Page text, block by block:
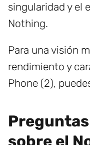
singularidad y el
Nothing.
Para una visión
rendimiento y
Phone (2),
sobre el